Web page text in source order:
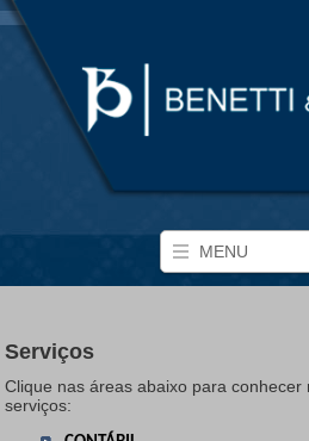
MENU
Serviços
Clique nas áreas abaixo para conhecer
serviços: